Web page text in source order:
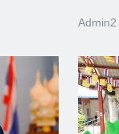
Admin2